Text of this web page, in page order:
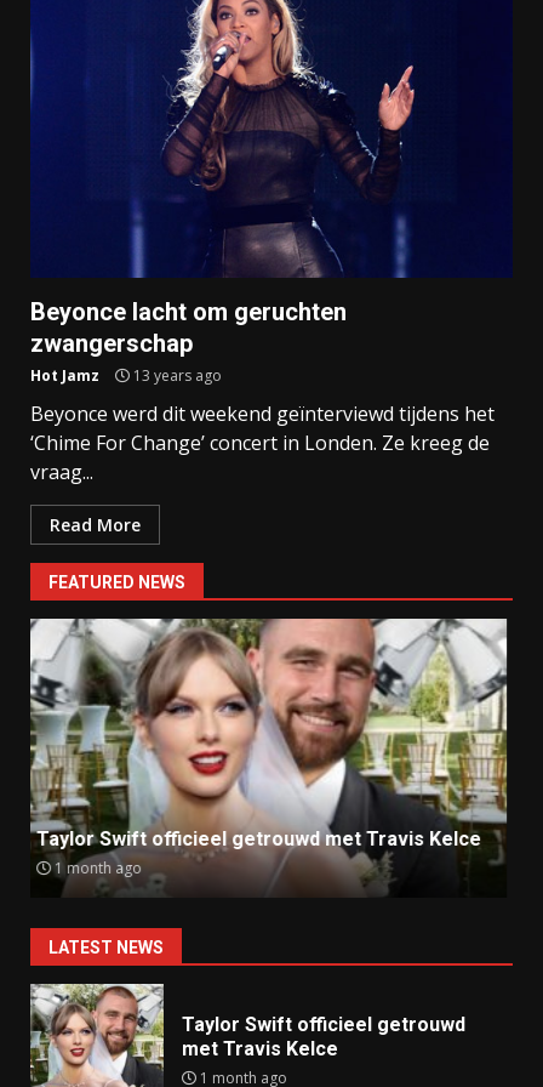
Beyonce lacht om geruchten
zwangerschap
Hot Jamz 13 years ago
Beyonce werd dit weekend geïnterviewd tijdens het
‘Chime For Change’ concert in Londen. Ze kreeg de
vraag...
Read More
FEATURED NEWS
Ray J klaagt Kim Kardashian aan om sekstape
9 months ago
LATEST NEWS
Taylor Swift officieel getrouwd
met Travis Kelce
1 month ago